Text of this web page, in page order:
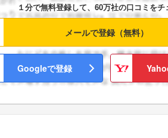
こちら
１分で無料登録して、60万社の口コミをチ
メールで登録（無料）
Googleで登録